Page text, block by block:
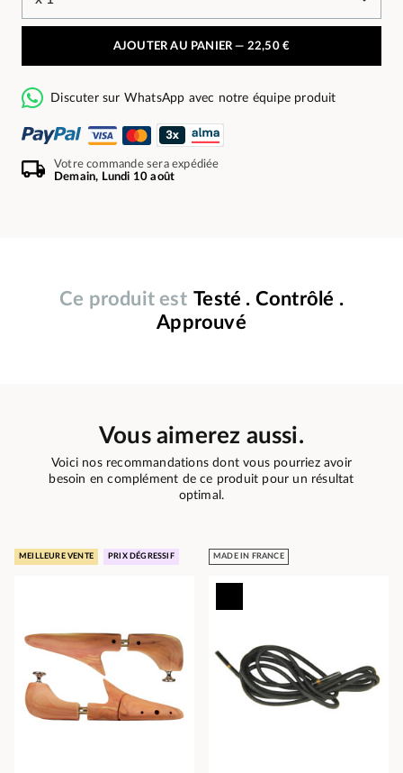
AJOUTER AU PANIER — 22,50 €
Discuter sur WhatsApp avec notre équipe produit
Votre commande sera expédiée
Demain, Lundi 10 août
Ce produit est Testé . Contrôlé .
Approuvé
Vous aimerez aussi.
Voici nos recommandations dont vous pourriez avoir
besoin en complément de ce produit pour un résultat
optimal.
MEILLEURE VENTE PRIX DÉGRESSIF MADE IN FRANCE